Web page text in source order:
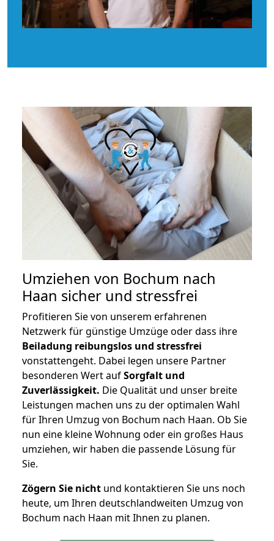
Umziehen von Bochum nach
Haan sicher und stressfrei
Profitieren Sie von unserem erfahrenen
Netzwerk für günstige Umzüge oder dass ihre
Beiladung reibungslos und stressfrei
vonstattengeht. Dabei legen unsere Partner
besonderen Wert aufSorgfalt und
Zuverlässigkeit. Die Qualität und unser breite
Leistungen machen uns zu der optimalen Wahl
für Ihren Umzug von Bochum nach Haan. Ob Sie
nun eine kleine Wohnung oder ein großes Haus
umziehen, wir haben die passende Lösung für
Sie.
Zögern Sie nicht und kontaktieren Sie uns noch
heute, um Ihren deutschlandweiten Umzug von
Bochum nach Haan mit Ihnen zu planen.